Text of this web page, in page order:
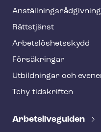
f
o
o
t
e
An­ställ­nings­råd­giv­ning
Rättstjänst
Ar­bets­lös­hets­skydd
Försäkringar
Utbildningar och
Tehy-​tidskriften
Ar­bets­livs­gui­den